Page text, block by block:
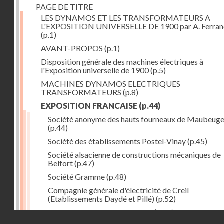
PAGE DE TITRE
LES DYNAMOS ET LES TRANSFORMATEURS A
L'EXPOSITION UNIVERSELLE DE 1900 par A.
(p.1)
AVANT-PROPOS (p.1)
Disposition générale des machines électriques à
l'Exposition universelle de 1900(p.5)
MACHINES DYNAMOS ELECTRIQUES
TRANSFORMATEURS (p.8)
EXPOSITION FRANCAISE (p.44)
Société anonyme des hauts fourneaux de Maubeuge
(p.44)
Société des établissements Postel-Vinay(p.45)
Société alsacienne de constructions mécaniques de
Belfort(p.47)
Société Gramme(p.48)
Compagnie générale d'électricité de Creil
(Etablissements Daydé et Pillé) (p.52)
Compagnie générale de Nancy(p.52)